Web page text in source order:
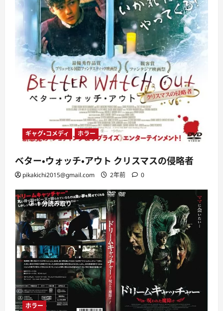
ギャグ・コメディ ホラー
ベター・ウォッチ・アウト クリスマスの侵略者
pikakichi2015@gmail.com 2年前 0
1 分読み取り
ホラー